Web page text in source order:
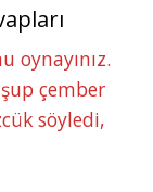
oynayınız.
çember
söyledi,